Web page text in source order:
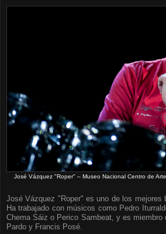
José Vázquez "Roper" – Museo Nacional Centro de
José Vázquez "Roper" es uno de los mejores
Ha trabajado con músicos como Pedro
Chema Sáiz o Perico Sambeat, y es miembro
Pardo y Francis Posé.